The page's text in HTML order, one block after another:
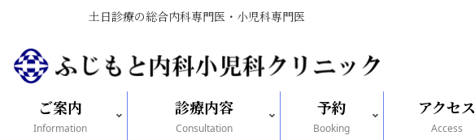
土日診療の総合内科専門医・小児科専門医
ご案内
Information
診療内容
Consultation
予約
Booking
アクセス
Access